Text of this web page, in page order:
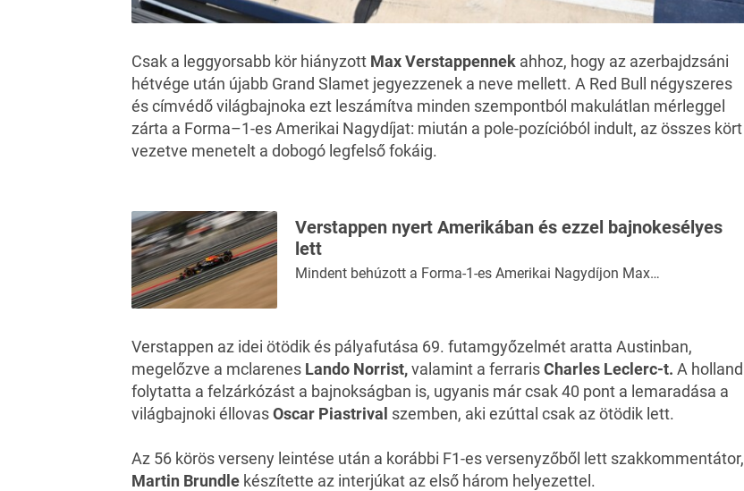
Csak a leggyorsabb kör hiányzott Max Verstappennek ahhoz, hogy az azerbajdzsáni
hétvége után újabb Grand Slamet jegyezzenek a neve mellett. A Red Bull négyszeres
és címvédő világbajnoka ezt leszámítva minden szempontból makulátlan mérleggel
zárta a Forma–1-es Amerikai Nagydíjat: miután a pole-pozícióból indult, az összes kört
vezetve menetelt a dobogó legfelső fokáig.
Verstappen nyert Amerikában és ezzel bajnokesélyes
lett
Mindent behúzott a Forma-1-es Amerikai Nagydíjon Max…
Verstappen az idei ötödik és pályafutása 69. futamgyőzelmét aratta Austinban,
megelőzve a mclarenes Lando Norrist,valamint a ferrarisCharles Leclerc-t. A holland
folytatta a felzárkózást a bajnokságban is, ugyanis már csak 40 pont a lemaradása a
világbajnoki éllovasOscar Piastrival szemben, aki ezúttal csak az ötödik lett.
Az 56 körös verseny leintése után a korábbi F1-es versenyzőből lett szakkommentátor,
Martin Brundle készítette az interjúkat az első három helyezettel.